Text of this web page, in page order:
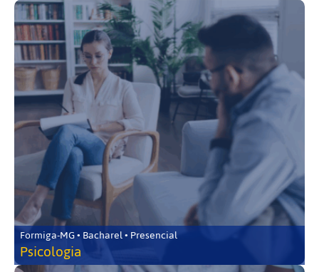
Formiga-MG • Bacharel • Presencial
Psicologia